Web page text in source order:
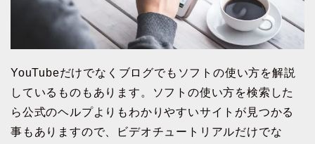
YouTubeだけでなくブログでもソフトの使い方を解説
しているものもあります。ソフトの使い方を検索した
ら公式のヘルプよりもわかりやすいサイトが見つかる
事もありますので、ビデオチュートリアルだけでな